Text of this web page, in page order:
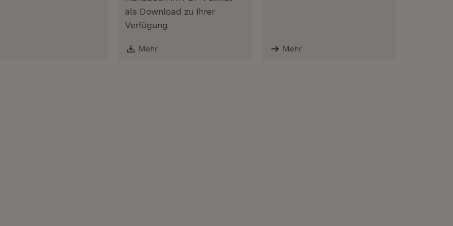
als Download zu Ihrer
Verfügung.
Download:
Mehr(Öffnet in neuem Fenster) Mehr